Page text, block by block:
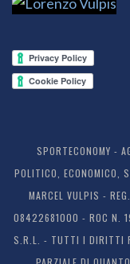
SPORTECONOMY -
POLITICO, ECONOMICO,
MARCEL VULPIS -
08422681000 - ROC N.
S.R.L. - TUTTI I DIRITTI